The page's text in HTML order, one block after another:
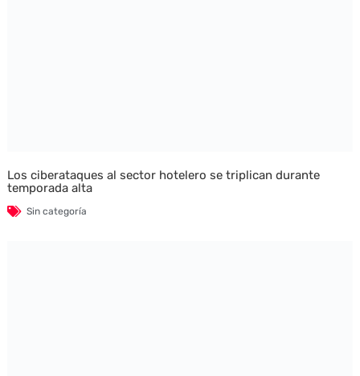
Los ciberataques al sector hotelero se triplican durante
temporada alta
Sin categoría